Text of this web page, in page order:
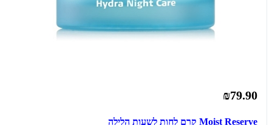
₪79.90
Moist Reserve קרם לחות לשעות הלילה